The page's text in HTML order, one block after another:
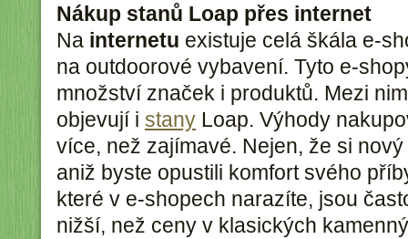
Nákup stanů Loap přes internet
Na internetu existuje celá škála e-
na outdoorové vybavení. Tyto e-
množství značek i produktů. Mezi
objevují i stany Loap. Výhody
více, než zajímavé. Nejen, že si
aniž byste opustili komfort svého
které v e-shopech narazíte, jsou
nižší, než ceny v klasických